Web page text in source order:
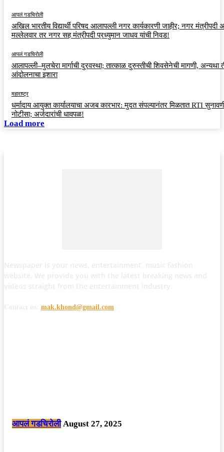
आपलं गडचिरोली
अखिल भारतीय विद्यार्थी परिषद आलापल्ली नगर कार्यकारणी जाहीर; नगर मंत्रीपदी
मल्लेलवार तर नगर सह मंत्रीपदी प्रध्युमान जाधव यांची निवड!
आपलं गडचिरोली
आलापल्ली–मुलचेरा मार्गाची दुरवस्था; तात्काळ दुरुस्तीची शिवसेनेची मागणी, अन्यथा
आंदोलनाचा इशारा
महाराष्ट्र
धर्मादाय आयुक्त कार्यालयाचा अजब कारभार: मुदत संपल्यानंतर मिळतात RTI
नोटीसा; अर्जदारांची धावपळ!
Load more
mak.khond@gmail.com
आपलं गडचिरोली August 27, 2025